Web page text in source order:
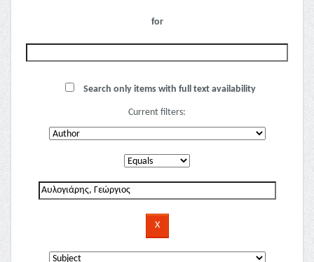
for
Search only items with full text availability
Current filters: